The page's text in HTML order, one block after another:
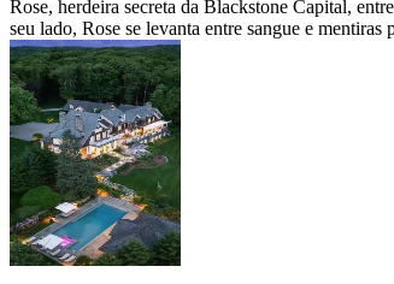
Rose, herdeira secreta da Blackstone Capital,
seu lado, Rose se levanta entre sangue e